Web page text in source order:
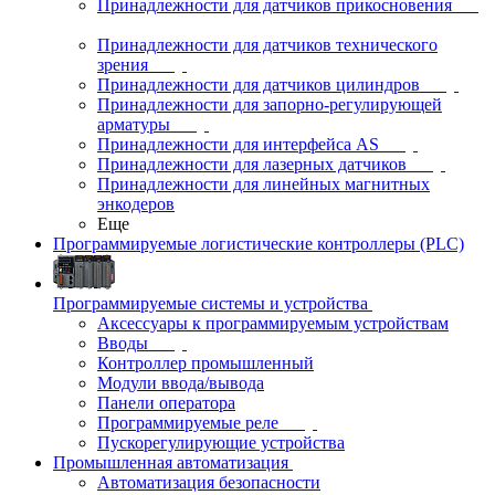
Принадлежности для датчиков прикосновения
Принадлежности для датчиков технического
зрения
Принадлежности для датчиков цилиндров
Принадлежности для запорно-регулирующей
арматуры
Принадлежности для интерфейса AS
Принадлежности для лазерных датчиков
Принадлежности для линейных магнитных
энкодеров
Еще
Программируемые логистические контроллеры (PLC)
Программируемые системы и устройства
Аксессуары к программируемым устройствам
Вводы
Контроллер промышленный
Модули ввода/вывода
Панели оператора
Программируемые реле
Пускорегулирующие устройства
Промышленная автоматизация
Автоматизация безопасности